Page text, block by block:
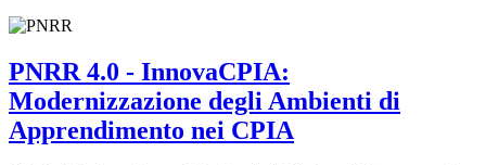
PNRR 4.0 - InnovaCPIA:
Modernizzazione degli Ambienti di
Apprendimento nei CPIA